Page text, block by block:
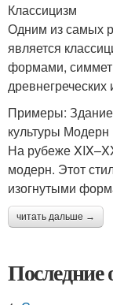
Классицизм
Одним из самых
является
формами,
Примеры:
культуры Модерн
На рубеже
модерн. Этот
изогнутыми
читать дальше →
Последние